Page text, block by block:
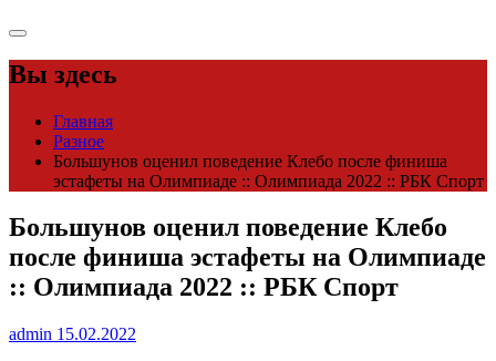
Вы здесь
Главная
Разное
Большунов оценил поведение Клебо после финиша
эстафеты на Олимпиаде :: Олимпиада 2022 :: РБК Спорт
Большунов оценил поведение Клебо
после финиша эстафеты на Олимпиаде
:: Олимпиада 2022 :: РБК Спорт
admin 15.02.2022